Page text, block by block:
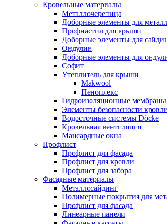
Кровельные материалы
Металлочерепица
Доборные элементы для
Профнастил для крыши
Доборные элементы для
Ондулин
Доборные элементы для
Софит
Утеплитель для крыши
Makwool
Пеноплекс
Гидроизоляционные мембраны
Элементы безопасности кровли
Водосточные системы Döcke
Кровельная вентиляция
Мансардные окна
Профлист
Профлист для фасада
Профлист для кровли
Профлист для забора
Фасадные материалы
Металлосайдинг
Полимерные покрытия для
Профлист для фасада
Линеарные панели